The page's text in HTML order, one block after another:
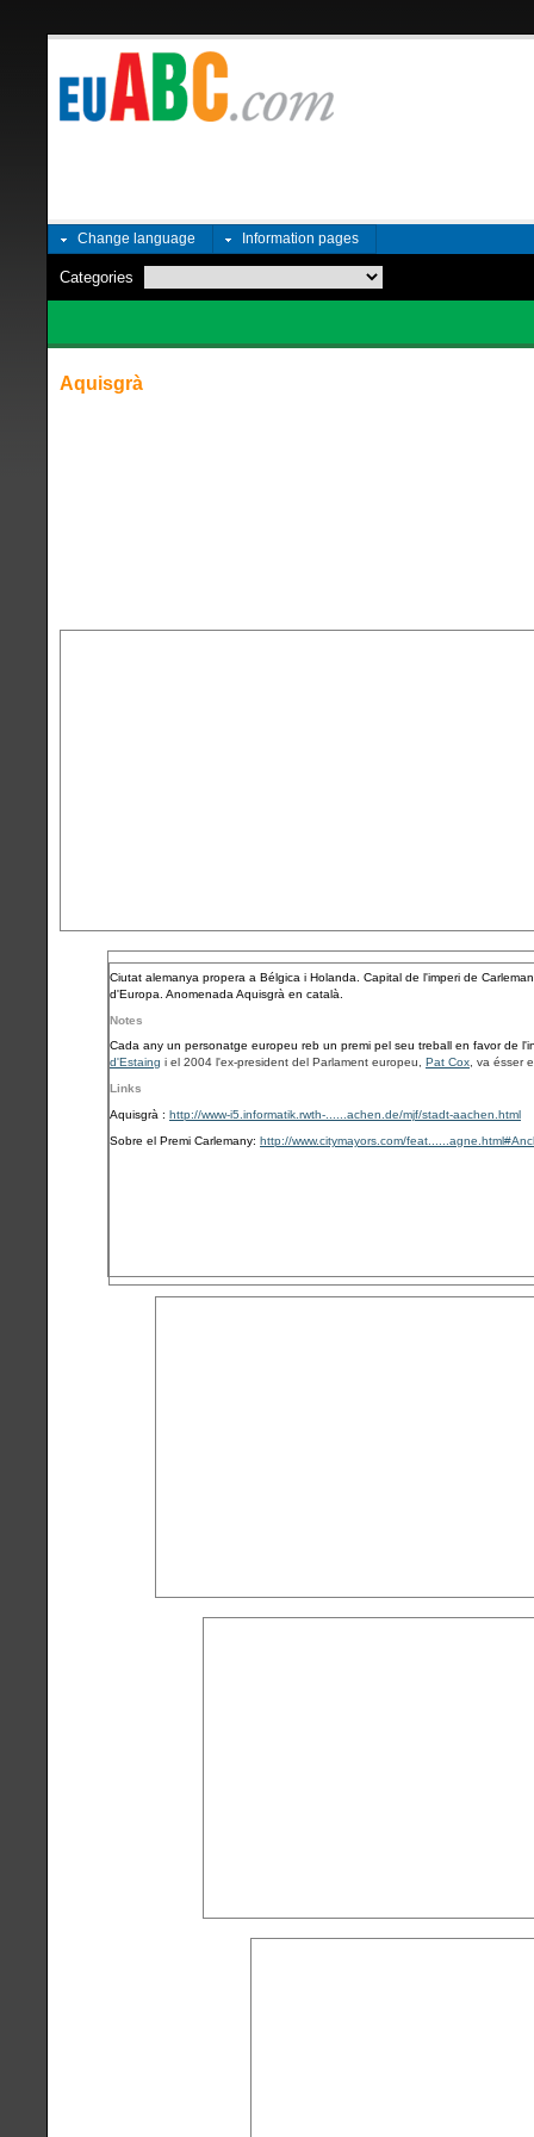
Change language Information pages
Categories
Aquisgrà
Ciutat alemanya propera a Bélgica i Holanda. Capital de l'imperi de
d'Europa. Anomenada Aquisgrà en català.
Notes
Cada any un personatge europeu reb un premi pel seu treball en favor de
d'Estaing i el 2004 l'ex-president del Parlament europeu, Pat Cox, va ésser
Links
Aquisgrà : http://www-i5.informatik.rwth-......achen.de/mjf/stadt-aachen.html
Sobre el Premi Carlemany: http://www.citymayors.com/